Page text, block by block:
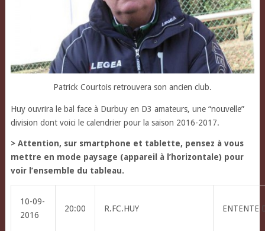
Patrick Courtois retrouvera son ancien club.
Huy ouvrira le bal face à Durbuy en D3 amateurs, une “nouvelle”
division dont voici le calendrier pour la saison 2016-2017.
> Attention, sur smartphone et tablette, pensez à vous
mettre en mode paysage (appareil à l’horizontale) pour
voir l’ensemble du tableau.
10-09-
2016
20:00 R.FC.HUY ENTENTE